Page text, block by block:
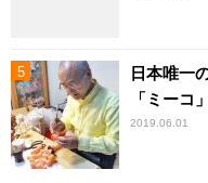
日本唯一
「ミーコ
2019.06.01